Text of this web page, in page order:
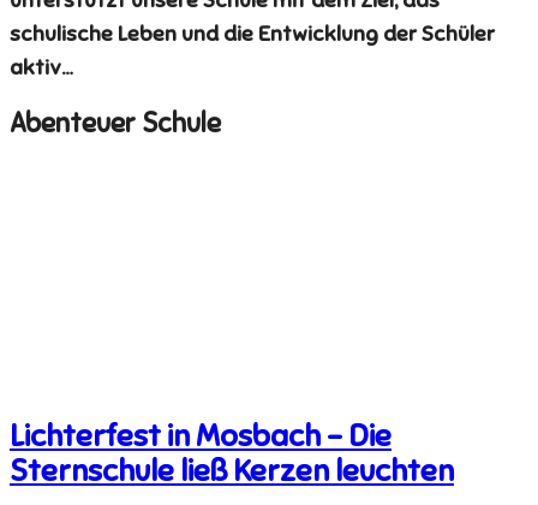
schulische Leben und die Entwicklung der Schüler
aktiv…
Abenteuer Schule
Lichterfest in Mosbach – Die
Sternschule ließ Kerzen leuchten